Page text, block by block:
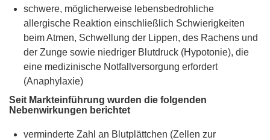
schwere, möglicherweise lebensbedrohliche
allergische Reaktion einschließlich Schwierigkeiten
beim Atmen, Schwellung der Lippen, des Rachens und
der Zunge sowie niedriger Blutdruck (Hypotonie), die
eine medizinische Notfallversorgung erfordert
(Anaphylaxie)
Seit Markteinführung wurden die folgenden
Nebenwirkungen berichtet
verminderte Zahl an Blutplättchen (Zellen zur